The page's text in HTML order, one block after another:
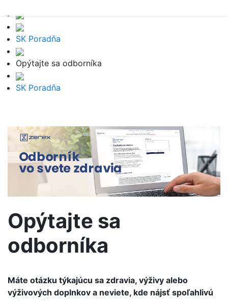
SK Poradňa
Opýtajte sa odborníka
SK Poradňa
Opýtajte sa
odborníka
Máte otázku týkajúcu sa zdravia, výživy alebo
výživových doplnkov a neviete, kde nájsť spoľahlivú